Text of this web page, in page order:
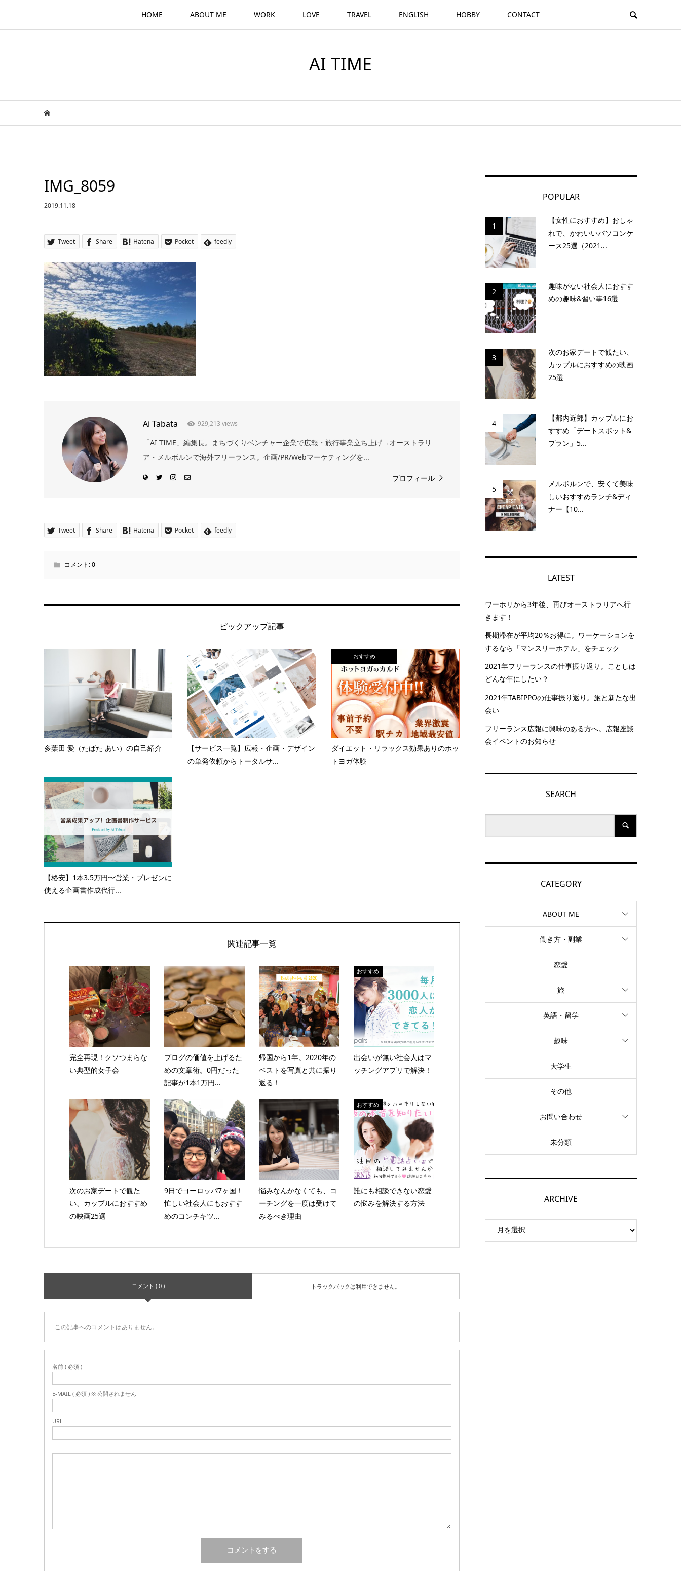
HOME ABOUT ME WORK LOVE TRAVEL ENGLISH HOBBY CONTACT
AI TIME
IMG_8059
2019.11.18
Tweet Share Hatena Pocket feedly
Ai Tabata 929,213 views
「AI TIME」編集長。まちづくりベンチャー企業で広報・旅行事業立ち上げ→オーストラリ
ア・メルボルンで海外フリーランス。企画/PR/Webマーケティングを...
プロフィール
Tweet Share Hatena Pocket feedly
コメント:0
ピックアップ記事
多葉田 愛（たばた あい）の自己紹介
【サービス一覧】広報・企画・デザイン
の単発依頼からトータルサ...
おすすめ
ダイエット・リラックス効果ありのホッ
トヨガ体験
【格安】1本3.5万円〜営業・プレゼンに
使える企画書作成代行...
関連記事一覧
完全再現！クソつまらな
い典型的女子会
ブログの価値を上げるた
めの文章術。0円だった
記事が1本1万円...
帰国から1年。2020年の
ベストを写真と共に振り
返る！
おすすめ
出会いが無い社会人はマ
ッチングアプリで解決！
次のお家デートで観た
い、カップルにおすすめ
の映画25選
9日でヨーロッパ7ヶ国！
忙しい社会人にもおすす
めのコンチキツ...
悩みなんかなくても、コ
ーチングを一度は受けて
みるべき理由
おすすめ
誰にも相談できない恋愛
の悩みを解決する方法
コメント ( 0 ) トラックバックは利用できません。
この記事へのコメントはありません。
名前 ( 必須 )
E-MAIL ( 必須 ) ※ 公開されません
URL
POPULAR
1
【女性におすすめ】おしゃ
れで、かわいいパソコンケ
ース25選（2021...
2
趣味がない社会人におすす
めの趣味&習い事16選
3
次のお家デートで観たい、
カップルにおすすめの映画
25選
4
【都内近郊】カップルにお
すすめ「デートスポット&
プラン」5...
5
メルボルンで、安くて美味
しいおすすめランチ&ディ
ナー【10...
LATEST
ワーホリから3年後、再びオーストラリアへ行
きます！
長期滞在が平均20％お得に。ワーケーションを
するなら「マンスリーホテル」をチェック
2021年フリーランスの仕事振り返り。ことしは
どんな年にしたい？
2021年TABIPPOの仕事振り返り。旅と新たな出
会い
フリーランス広報に興味のある方へ。広報座談
会イベントのお知らせ
SEARCH
CATEGORY
ABOUT ME
働き方・副業
恋愛
旅
英語・留学
趣味
大学生
その他
お問い合わせ
未分類
ARCHIVE